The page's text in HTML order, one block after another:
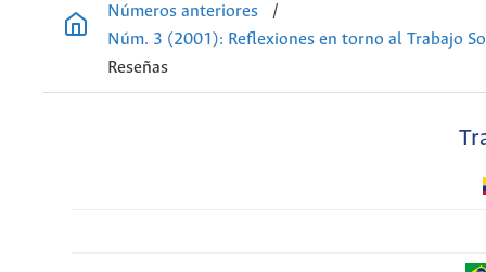
Números anteriores
/
Núm. 3 (2001): Reflexiones en torno al Trabajo
Reseñas